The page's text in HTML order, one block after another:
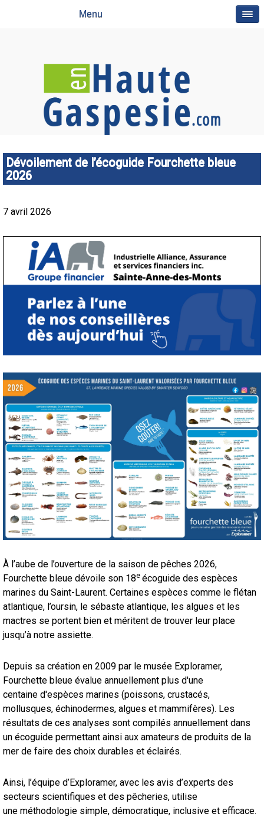
Menu
Dévoilement de l’écoguide Fourchette bleue
2026
7 avril 2026
À l’aube de l’ouverture de la saison de pêches 2026,
Fourchette bleue dévoile son 18e écoguide des espèces
marines du Saint-Laurent. Certaines espèces comme le flétan
atlantique, l’oursin, le sébaste atlantique, les algues et les
mactres se portent bien et méritent de trouver leur place
jusqu’à notre assiette.
Depuis sa création en 2009 par le musée Exploramer,
Fourchette bleue évalue annuellement plus d'une
centaine d'espèces marines (poissons, crustacés,
mollusques, échinodermes, algues et mammifères). Les
résultats de ces analyses sont compilés annuellement dans
un écoguide permettant ainsi aux amateurs de produits de la
mer de faire des choix durables et éclairés.
Ainsi, l’équipe d’Exploramer, avec les avis d’experts des
secteurs scientifiques et des pêcheries, utilise
une méthodologie simple, démocratique, inclusive et efficace.